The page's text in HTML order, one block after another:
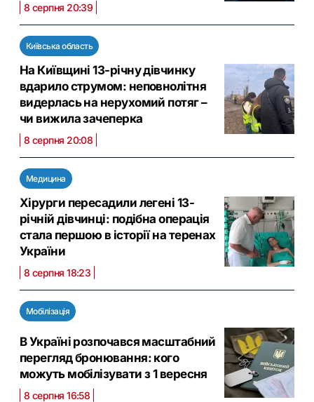
8 серпня 20:39
Київська область
На Київщині 13-річну дівчинку
вдарило струмом: неповнолітня
видерлась на нерухомий потяг –
чи вижила зачеперка
8 серпня 20:08
Медицина
Хірурги пересадили легені 13-
річній дівчинці: подібна операція
стала першою в історії на теренах
України
8 серпня 18:23
Мобілізація
В Україні розпочався масштабний
перегляд бронювання: кого
можуть мобілізувати з 1 вересня
8 серпня 16:58